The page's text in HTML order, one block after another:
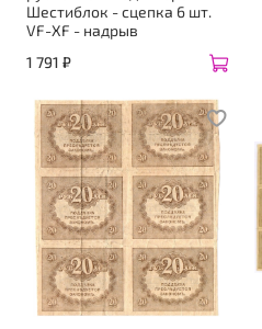
Шестиблок - сцепка 6 шт.
VF-XF - надрыв
1 791 ₽